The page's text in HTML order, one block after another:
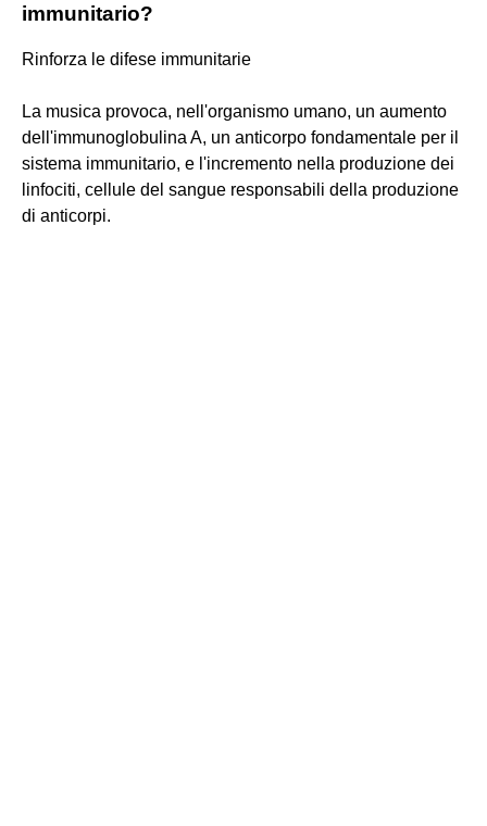
immunitario?
Rinforza le difese immunitarie
La musica provoca, nell'organismo umano, un aumento
dell'immunoglobulina A, un anticorpo fondamentale per il
sistema immunitario, e l'incremento nella produzione dei
linfociti, cellule del sangue responsabili della produzione
di anticorpi.